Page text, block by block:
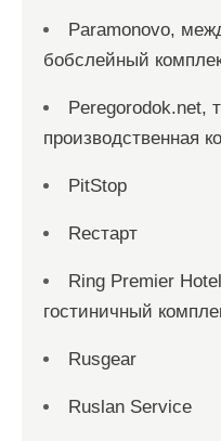
Paramonovo,
бобслейный
Peregorodok.net,
производственная
PitStop
Reстарт
Ring Premier
гостиничный
Rusgear
Ruslan Service